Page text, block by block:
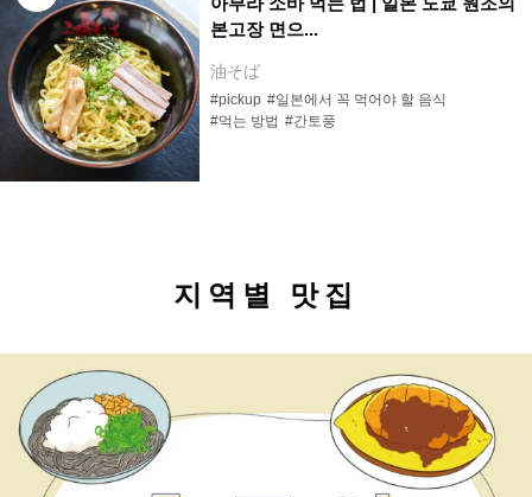
본고장 면으...
油そば
#pickup #일본에서 꼭 먹어야 할 음식
#먹는 방법 #간토풍
지역별 맛집